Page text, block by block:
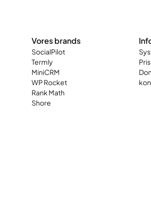
Vores brands
SocialPilot
Termly
MiniCRM
WP Rocket
Rank Math
Shore